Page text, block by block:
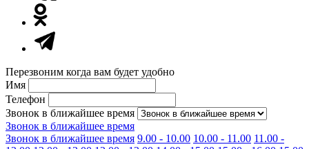
Перезвоним когда вам будет удобно
Имя
Телефон
Звонок в ближайшее время
Звонок в ближайшее время
Звонок в ближайшее время 9.00 - 10.00 10.00 - 11.00 11.00 -